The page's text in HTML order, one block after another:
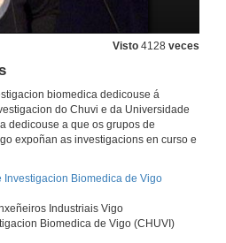
Visto 4128 veces
biomedica dedicouse á
do Chuvi e da Universidade
dedicouse a que os grupos de
expoñan as investigacions en curso e
Investigacion Biomedica de Vigo
Industriais Vigo
Biomedica de Vigo (CHUVI)